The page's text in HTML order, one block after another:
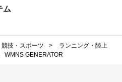
ム
競技・スポーツ >
ランニング・陸上
WMNS GENERATOR